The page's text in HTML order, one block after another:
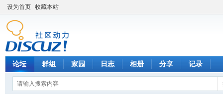
设为首页 收藏本站
论坛 群组 家园 日志 相册 分享 记录